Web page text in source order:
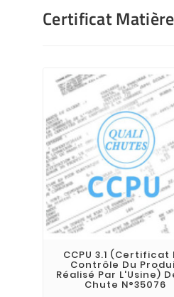
Certificat
CCPU 3.1 (Certificat
Contrôle Du
Réalisé Par L'Usine)
Chute N°35076